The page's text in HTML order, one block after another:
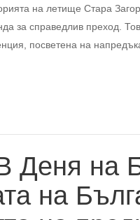
на летище Стара
за справедлив преход.
посветена на
Деня на
на